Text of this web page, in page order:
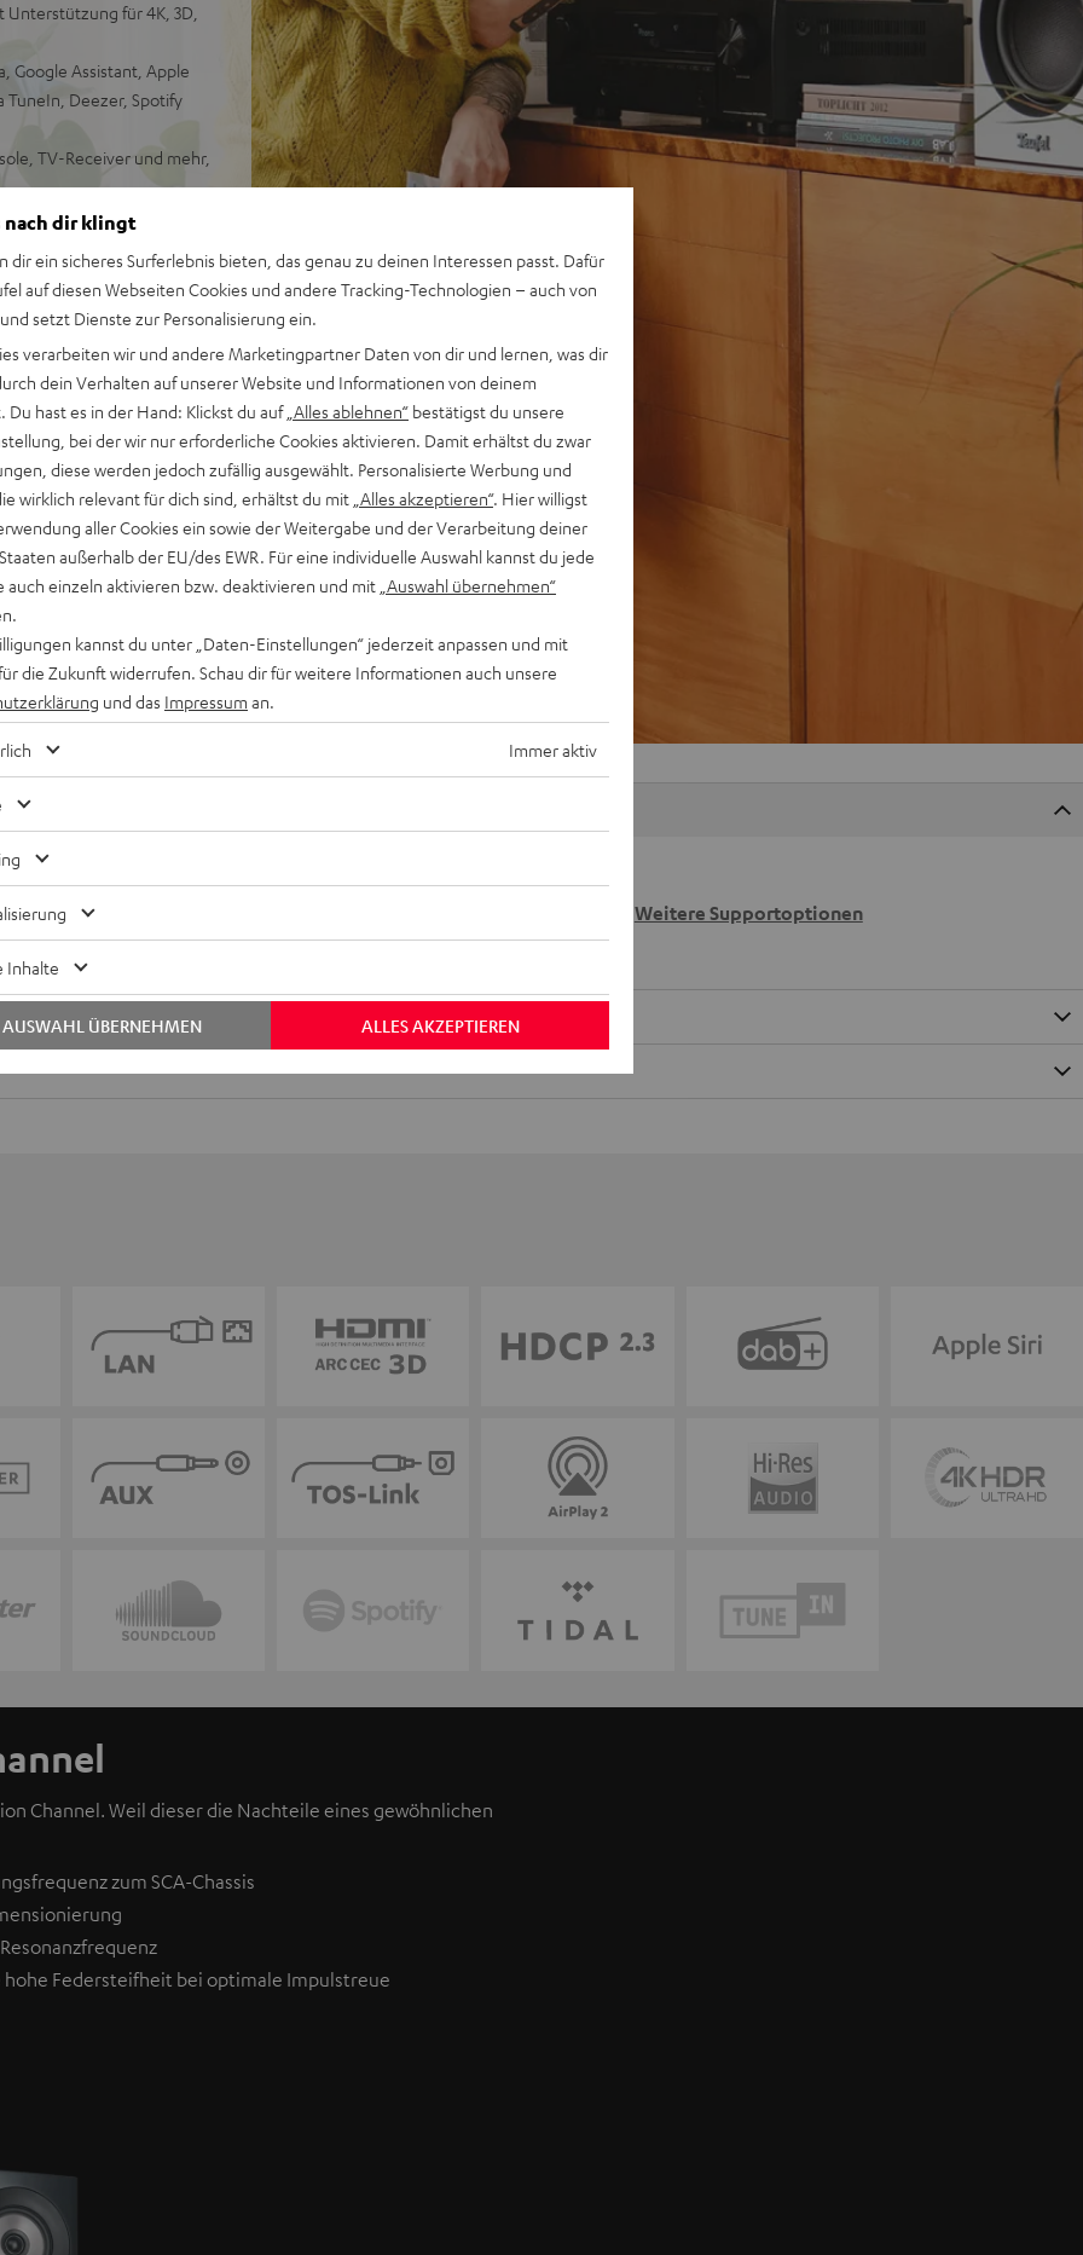
für 4K, 3D,
Google Assistant, Apple
TuneIn, Deezer, Spotify
TV-Receiver und mehr,
&
Dynamik und
Keinen Store in der Nähe? Kein Problem, wir
Hier Termin buchen
Weitere Supportoptionen
Channel. Weil dieser die Nachteile eines gewöhnlichen
zum SCA-Chassis
hohe Federsteifheit bei optimale Impulstreue
nach dir klingt
dir ein sicheres Surferlebnis bieten, das genau zu deinen Interessen passt. Dafür
auf diesen Webseiten Cookies und andere Tracking-Technologien – auch von
setzt Dienste zur Personalisierung ein.
verarbeiten wir und andere Marketingpartner Daten von dir und lernen, was dir
dein Verhalten auf unserer Website und Informationen von deinem
Du hast es in der Hand: Klickst du auf „Alles ablehnen“ bestätigst du unsere
bei der wir nur erforderliche Cookies aktivieren. Damit erhältst du zwar
diese werden jedoch zufällig ausgewählt. Personalisierte Werbung und
wirklich relevant für dich sind, erhältst du mit „Alles akzeptieren“. Hier willigst
aller Cookies ein sowie der Weitergabe und der Verarbeitung deiner
außerhalb der EU/des EWR. Für eine individuelle Auswahl kannst du jede
auch einzeln aktivieren bzw. deaktivieren und mit „Auswahl übernehmen“
kannst du unter „Daten-Einstellungen“ jederzeit anpassen und mit
die Zukunft widerrufen. Schau dir für weitere Informationen auch unsere
und das Impressum an.
Immer aktiv
Inhalte
ALLES AKZEPTIEREN
AUSWAHL ÜBERNEHMEN